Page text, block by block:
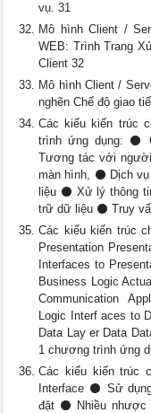
vụ. 31
Mô hình Client /
WEB: Trình Trang
Client 32
Mô hình Client /
nghẽn Chế độ giao
Các kiểu kiến trúc
trình ứng dụng: ⚫
Tương tác với
màn hình, ⚫ Dịch
liệu ⚫ Xử lý thông
trữ dữ liệu ⚫ Truy
Các kiểu kiến trúc
Presentation
Interfaces to
Business Logic
Communication
Logic Interf aces to
Data Lay er Data
1 chương trình ứng
Các kiểu kiến trúc
Interface ⚫ Sử
đặt ⚫ Nhiều nhược